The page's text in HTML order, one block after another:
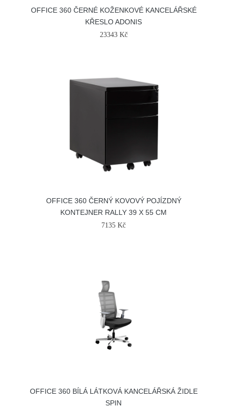
OFFICE 360 ČERNÉ KOŽENKOVÉ KANCELÁŘSKÉ
KŘESLO ADONIS
23343 Kč
OFFICE 360 ČERNÝ KOVOVÝ POJÍZDNÝ
KONTEJNER RALLY 39 X 55 CM
7135 Kč
OFFICE 360 BÍLÁ LÁTKOVÁ KANCELÁŘSKÁ ŽIDLE
SPIN